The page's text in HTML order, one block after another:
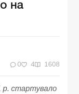
на
0 4 1608
р. стартувало